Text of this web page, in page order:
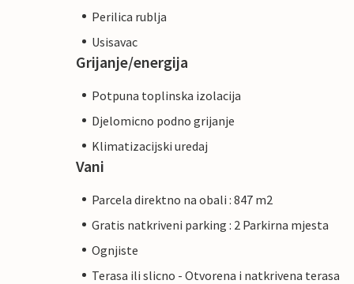
Perilica rublja
Usisavac
Grijanje/energija
Potpuna toplinska izolacija
Djelomicno podno grijanje
Klimatizacijski uredaj
Vani
Parcela direktno na obali : 847 m2
Gratis natkriveni parking : 2 Parkirna mjesta
Ognjiste
Terasa ili slicno - Otvorena i natkrivena terasa